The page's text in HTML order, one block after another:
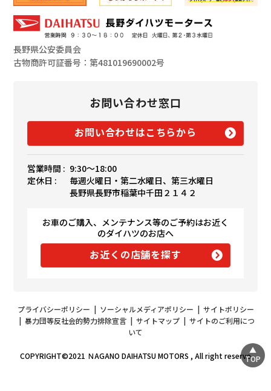
長野県公安委員会
古物商許可証番号：第481019690002号
お問い合わせ窓口
お問い合わせはこちらから
営業時間 : 9:30〜18:00
定休日 :
毎週火曜日・第二水曜日、第三水曜日
長野県長野市稲葉中千田２１４２
お車のご購入、メンテナンス等のご予約はお近く
のダイハツのお店へ
お近くの店舗を探す
プライバシーポリシー | ソーシャルメディアポリシー | サイトポリシー
| 暴力団等反社会的勢力排除宣言| サイトマップ| サイトのご利用につ
いて
COPYRIGHT©2021 ＮAGANO DAIHATSU MOTORS , All right reserveTOP